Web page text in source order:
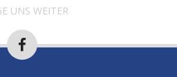
UNS WEITER